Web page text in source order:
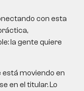
con esta
la gente quiere
está moviendo en
en el titular. Lo